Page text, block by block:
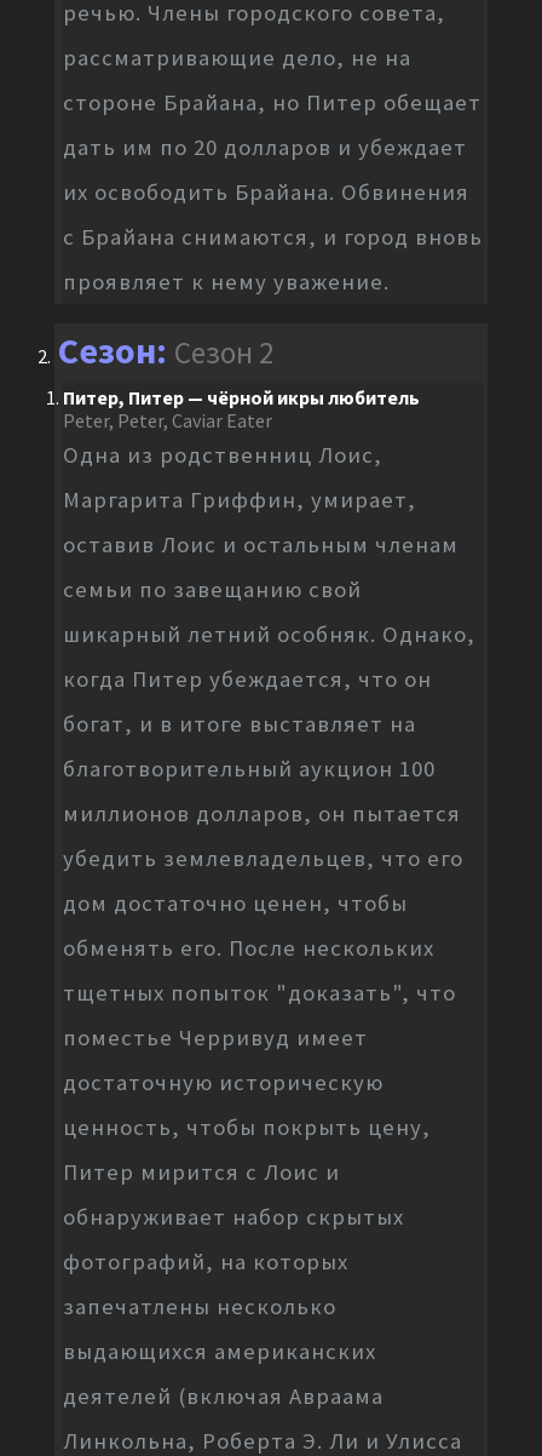
речью. Члены городского совета,
рассматривающие дело, не на
стороне Брайана, но Питер обещает
дать им по 20 долларов и убеждает
их освободить Брайана. Обвинения
с Брайана снимаются, и город вновь
проявляет к нему уважение.
Сезон 2
Питер, Питер — чёрной икры любитель
Peter, Peter, Caviar Eater
Одна из родственниц Лоис,
Маргарита Гриффин, умирает,
оставив Лоис и остальным членам
семьи по завещанию свой
шикарный летний особняк. Однако,
когда Питер убеждается, что он
богат, и в итоге выставляет на
благотворительный аукцион 100
миллионов долларов, он пытается
убедить землевладельцев, что его
дом достаточно ценен, чтобы
обменять его. После нескольких
тщетных попыток "доказать", что
поместье Черривуд имеет
достаточную историческую
ценность, чтобы покрыть цену,
Питер мирится с Лоис и
обнаруживает набор скрытых
фотографий, на которых
запечатлены несколько
выдающихся американских
деятелей (включая Авраама
Линкольна, Роберта Э. Ли и Улисса